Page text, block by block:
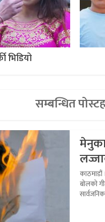
भिडियो
सम्बन्धित
काठमाडौं
बोलको